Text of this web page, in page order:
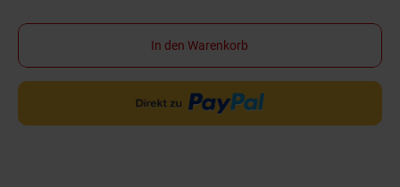
In den Warenkorb